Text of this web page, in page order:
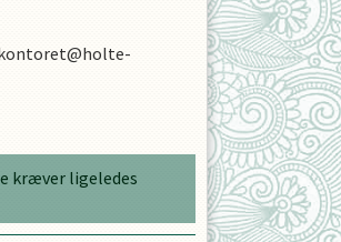
kræver ligeledes